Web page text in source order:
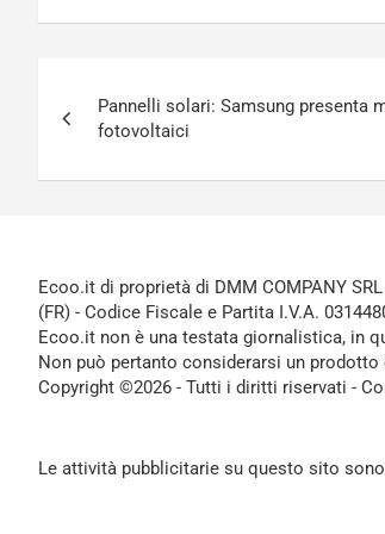
articoli
Pannelli solari: Samsung presenta
fotovoltaici
Ecoo.it di proprietà di DMM COMPANY
(FR) - Codice Fiscale e Partita I.V.A.
Ecoo.it non è una testata giornalistica, in
Non può pertanto considerarsi un
Copyright ©2026 - Tutti i diritti riservati -
Le attività pubblicitarie su questo sito